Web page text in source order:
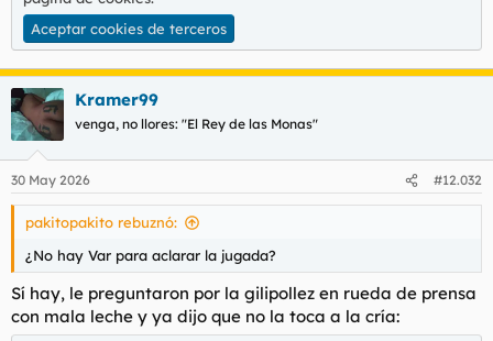
Aceptar cookies de terceros
Kramer99
venga, no llores: "El Rey de las Monas"
30 May 2026 #12.032
pakitopakito rebuznó:
¿No hay Var para aclarar la jugada?
Sí hay, le preguntaron por la gilipollez en rueda de prensa
con mala leche y ya dijo que no la toca a la cría: